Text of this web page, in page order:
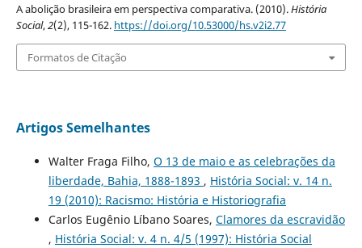
A abolição brasileira em perspectiva comparativa. (2010).História
Social,2(2), 115-162. https://doi.org/10.53000/hs.v2i2.77
Formatos de Citação
Artigos Semelhantes
Walter Fraga Filho, O 13 de maio e as celebrações da
liberdade, Bahia, 1888-1893 , História Social: v. 14 n.
19 (2010): Racismo: História e Historiografia
Carlos Eugênio Líbano Soares, Clamores da escravidão
, História Social: v. 4 n. 4/5 (1997): História Social